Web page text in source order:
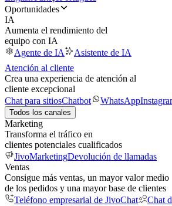
Oportunidades
IA
Aumenta el rendimiento del
equipo con IA
Agente de IA
Asistente de IA
Atención al cliente
Crea una experiencia de atención al
cliente excepcional
Chat para sitiosChatbot WhatsApp
Todos los canales
Marketing
Transforma el tráfico en
clientes potenciales cualificados
JivoMarketingDevolución de llamadas
Ventas
Consigue más ventas, un mayor valor medio
de los pedidos y una mayor base de clientes
Teléfono empresarial de JivoChat
Chat